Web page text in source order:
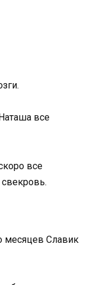
все
все
свекровь.
месяцев Славик